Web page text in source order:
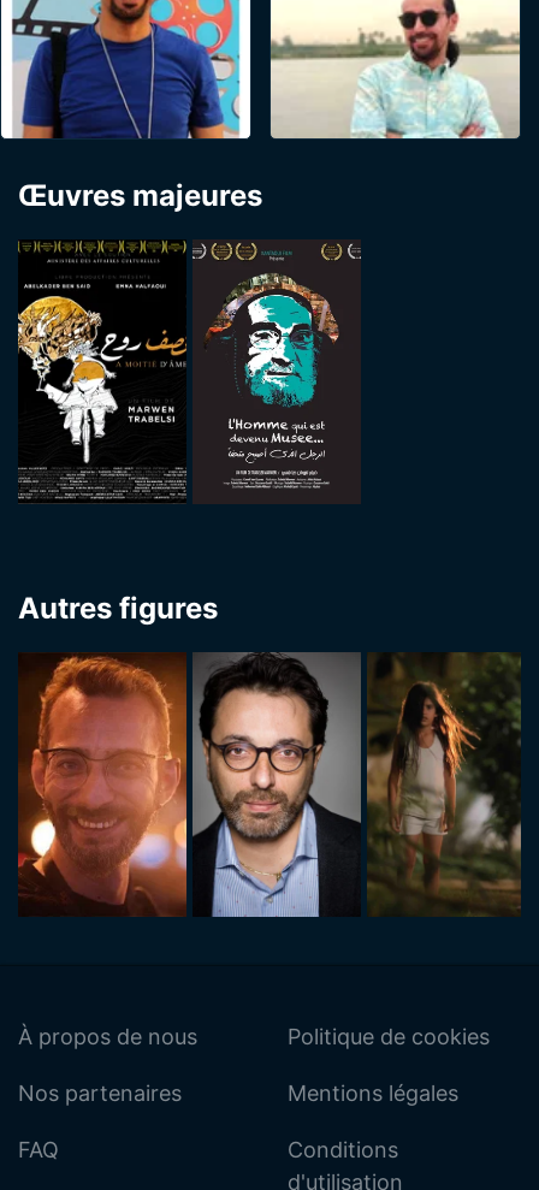
Œuvres majeures
Autres figures
À propos de nous
Nos partenaires
FAQ
Politique de cookies
Mentions légales
Conditions
d'utilisation